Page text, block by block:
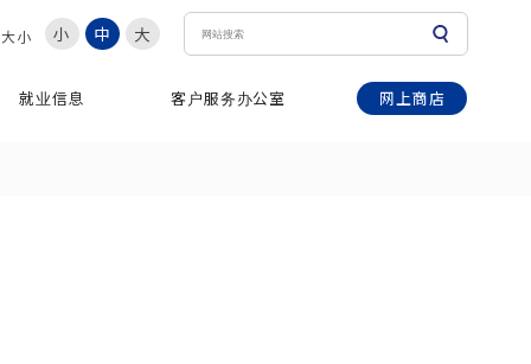
小 小 中 大
就业信息 客户服务办公室 网上商店